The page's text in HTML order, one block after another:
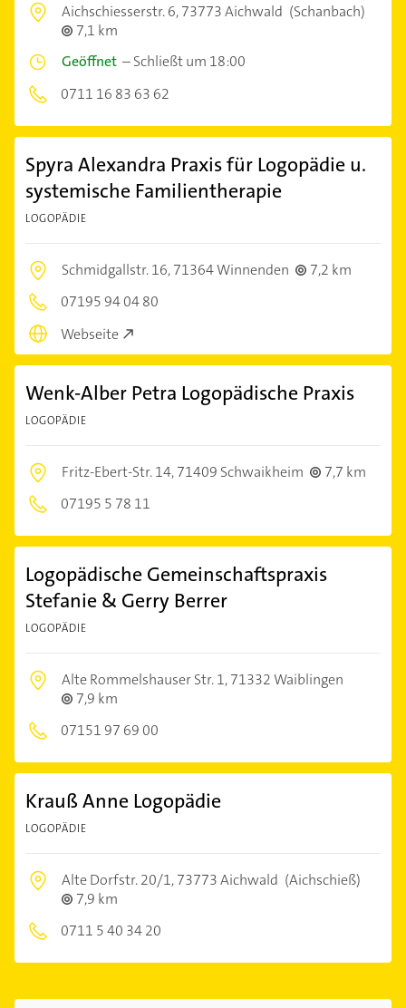
Aichschiesserstr. 6,73773 Aichwald (Schanbach)
7,1 km
Geöffnet –Schließt um 18:00
0711 16 83 63 62
Spyra Alexandra Praxis für Logopädie u.
systemische Familientherapie
LOGOPÄDIE
Schmidgallstr. 16,71364 Winnenden
7,2 km
07195 94 04 80
Webseite
Wenk-Alber Petra Logopädische Praxis
LOGOPÄDIE
Fritz-Ebert-Str. 14,71409 Schwaikheim
7,7 km
07195 5 78 11
Logopädische Gemeinschaftspraxis
Stefanie & Gerry Berrer
LOGOPÄDIE
Alte Rommelshauser Str. 1,71332 Waiblingen
7,9 km
07151 97 69 00
Krauß Anne Logopädie
LOGOPÄDIE
Alte Dorfstr. 20/1,73773 Aichwald (Aichschieß)
7,9 km
0711 5 40 34 20